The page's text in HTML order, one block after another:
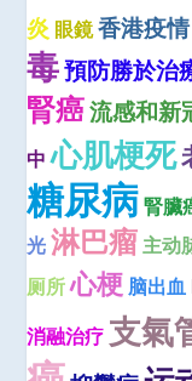
炎 眼鏡香港疫情
毒預防勝於治
腎癌流感和新
中 心肌梗死
糖尿病 腎臟
光 淋巴瘤 主动
厕所 心梗 脑出血
消融治疗 支氣